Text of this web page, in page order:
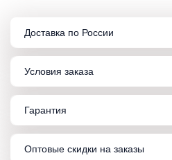
Доставка по России
Условия заказа
Гарантия
Оптовые скидки на заказы